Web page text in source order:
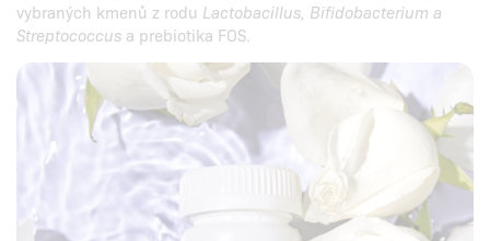
vybraných kmenů z rodu Lactobacillus, Bifidobacterium a
Streptococcus a prebiotika FOS.